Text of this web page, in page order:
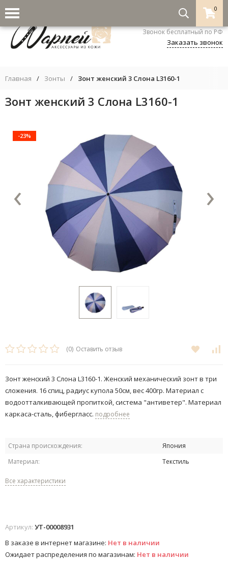
0
8-800-333-5530
Звонок бесплатный по РФ
Заказать звонок
Главная / Зонты / Зонт женский 3 Cлона L3160-1
Зонт женский 3 Cлона L3160-1
-23%
‹ ›
(0) Оставить отзыв
Зонт женский 3 Cлона L3160-1. ​Женский механический зонт в три
сложения. 16 спиц, радиус купола 50см, вес 400гр. Материал с
водоотталкивающей пропиткой, система "антиветер". Материал
каркаса-сталь, фибергласс. подробнее
Страна происхождения:
Япония
Материал:
Текстиль
Все характеристики
Артикул: УТ-00008931
В заказе в интернет магазине: Нет в наличии
Ожидает распределения по магазинам: Нет в наличии